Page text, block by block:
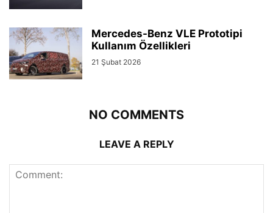
Mercedes-Benz VLE Prototipi
Kullanım Özellikleri
21 Şubat 2026
NO COMMENTS
LEAVE A REPLY